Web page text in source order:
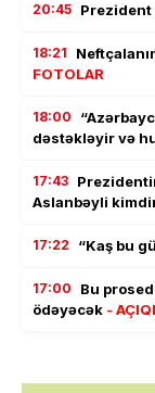
20:45 Prezident
18:21
FOTOLAR
18:00
dəstəkləyir və
17:43
Aslanbəyli
17:22 “Kaş bu
17:00
Bu
ödəyəcək -